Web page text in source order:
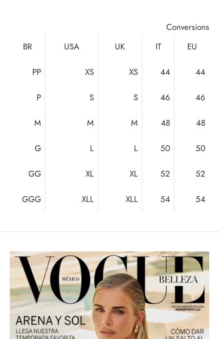
Conversions
EU
IT
UK
USA
BR
44
44
XS
XS
PP
46
46
S
S
P
48
48
M
M
M
50
50
L
L
G
52
52
XL
XL
GG
54
54
XLL
XLL
GGG